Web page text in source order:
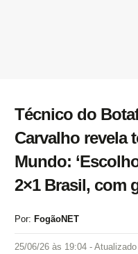
Técnico do
Carvalho revela
Mundo:
2×1 Brasil, com
Por: FogãoNET
25/06/26 às 19:04 -